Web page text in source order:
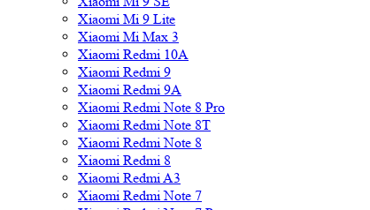
Xiaomi Mi 9 Lite
Xiaomi Mi Max 3
Xiaomi Redmi 10A
Xiaomi Redmi 9
Xiaomi Redmi 9A
Xiaomi Redmi Note 8 Pro
Xiaomi Redmi Note 8T
Xiaomi Redmi Note 8
Xiaomi Redmi 8
Xiaomi Redmi A3
Xiaomi Redmi Note 7